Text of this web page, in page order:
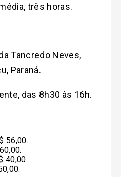
três horas.
Tancredo Neves,
Paraná.
das 8h30 às 16h.
56,00.
40,00.